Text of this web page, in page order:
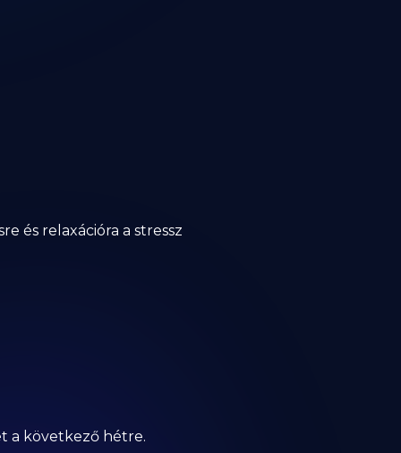
és relaxációra a stressz
a következő hétre.